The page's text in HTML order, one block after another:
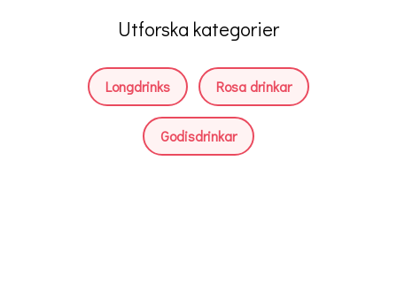
Utforska kategorier
Longdrinks Rosa drinkar
Godisdrinkar